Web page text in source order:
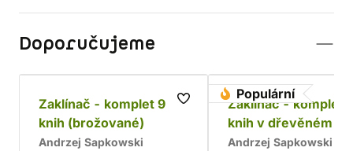
Doporučujeme
Zaklínač - komplet 9
knih (brožované)
Andrzej Sapkowski
Populární
Zaklínač - komplet
knih v dřevěném
Chrám
Andrzej Sapkowski